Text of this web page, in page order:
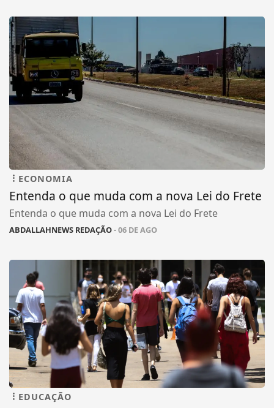
ECONOMIA
Entenda o que muda com a nova Lei do Frete
Entenda o que muda com a nova Lei do Frete
ABDALLAHNEWS REDAÇÃO- 06 DE AGO
EDUCAÇÃO